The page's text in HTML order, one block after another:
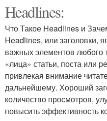
Headlines:
Что Такое Headlines и
Headlines, или заголовки,
важных элементов любого
«лица» статьи, поста или
привлекая внимание
дальнейшему. Хороший
количество просмотров,
повысить эффективность